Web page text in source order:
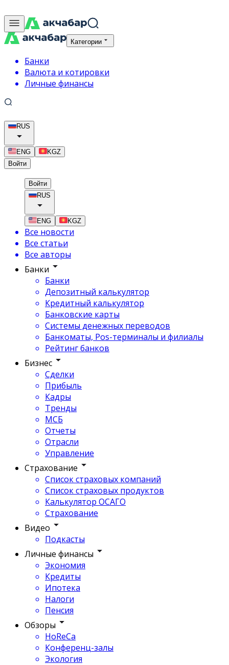
Категории
Банки
Валюта и котировки
Личные финансы
RUS
ENG
KGZ
Войти
Войти
RUS
ENG KGZ
Все новости
Все статьи
Все авторы
Банки
Банки
Депозитный калькулятор
Кредитный калькулятор
Банковские карты
Системы денежных переводов
Банкоматы, Pos-терминалы и филиалы
Рейтинг банков
Бизнес
Сделки
Прибыль
Кадры
Тренды
МСБ
Отчеты
Отрасли
Управление
Страхование
Список страховых компаний
Список страховых продуктов
Калькулятор ОСАГО
Страхование
Видео
Подкасты
Личные финансы
Экономия
Кредиты
Ипотека
Налоги
Пенсия
Обзоры
HoReCa
Конференц-залы
Экология